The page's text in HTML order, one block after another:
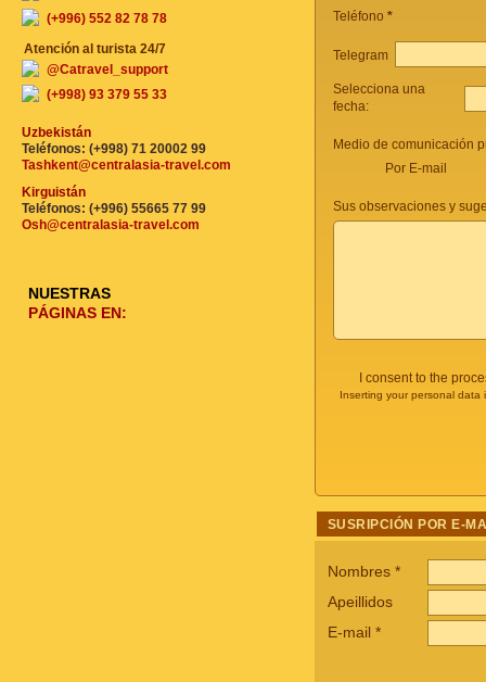
Teléfono *
Telegram
Selecciona una
fecha:
Medio de comunicación
Por E-mail
Sus observaciones y
I consent to the
Inserting your personal
SUSRIPCIÓN POR E-
Nombres *
Apeillidos
E-mail *
(+996) 552 82 78 78
Atención al turista 24/7
@Catravel_support
(+998) 93 379 55 33
Uzbekistán
Teléfonos: (+998) 71 20002 99
Tashkent@centralasia-travel.com
Kirguistán
Teléfonos: (+996) 55665 77 99
Osh@centralasia-travel.com
NUESTRAS
PÁGINAS EN: